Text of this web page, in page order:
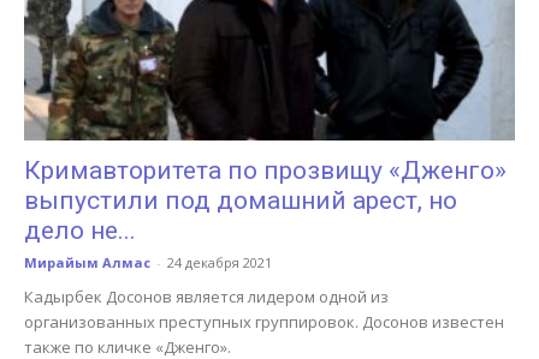
Кримавторитета по прозвищу «Дженго»
выпустили под домашний арест, но
дело не...
Мирайым Алмас - 24 декабря 2021
Кадырбек Досонов является лидером одной из
организованных преступных группировок. Досонов известен
также по кличке «Дженго».